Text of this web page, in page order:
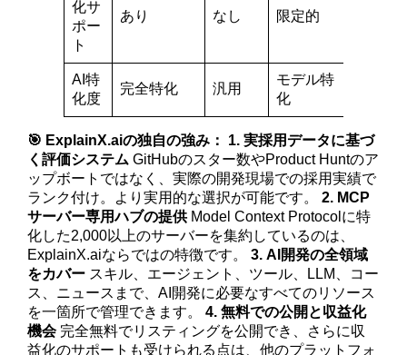
化サ
ポー
ト
あり なし 限定的
AI特
化度
完全特化 汎用
モデル特
化
🎯 ExplainX.aiの独自の強み：
1. 実採用データに基づ
く評価システム GitHubのスター数やProduct Huntのア
ップボートではなく、実際の開発現場での採用実績で
ランク付け。より実用的な選択が可能です。2. MCP
サーバー専用ハブの提供Model Context Protocolに特
化した2,000以上のサーバーを集約しているのは、
ExplainX.aiならではの特徴です。3. AI開発の全領域
をカバー スキル、エージェント、ツール、LLM、コー
ス、ニュースまで、AI開発に必要なすべてのリソース
を一箇所で管理できます。4. 無料での公開と収益化
機会完全無料でリスティングを公開でき、さらに収
益化のサポートも受けられる点は、他のプラットフォ